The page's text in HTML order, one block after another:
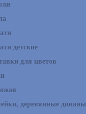
детские
для цветов
деревянные диваны